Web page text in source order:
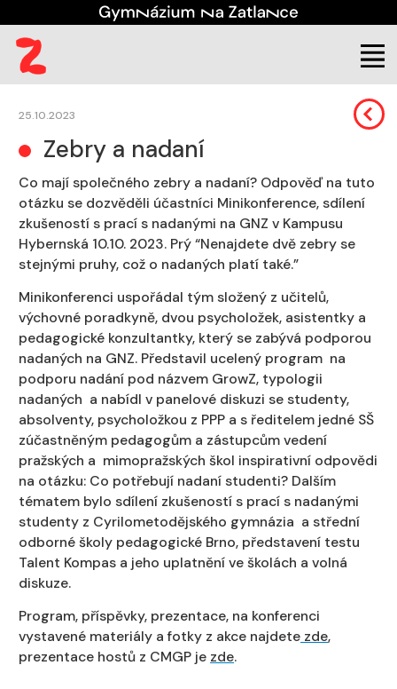
Aktuality
25.10.2023
Zebry a nadaní
Co mají společného zebry a nadaní? Odpověď na tuto
otázku se dozvěděli účastníci Minikonference, sdílení
zkušeností s prací s nadanými na GNZ v Kampusu
Hybernská 10.10. 2023. Prý “Nenajdete dvě zebry se
stejnými pruhy, což o nadaných platí také.”
Minikonferenci uspořádal tým složený z učitelů,
výchovné poradkyně, dvou psycholožek, asistentky a
pedagogické konzultantky, který se zabývá podporou
nadaných na GNZ. Představil ucelený program na
podporu nadání pod názvem GrowZ, typologii
nadaných a nabídl v panelové diskuzi se studenty,
absolventy, psycholožkou z PPP a s ředitelem jedné SŠ
zúčastněným pedagogům a zástupcům vedení
pražských a mimopražských škol inspirativní odpovědi
na otázku: Co potřebují nadaní studenti? Dalším
tématem bylo sdílení zkušeností s prací s nadanými
studenty z Cyrilometodějského gymnázia a střední
odborné školy pedagogické Brno, představení testu
Talent Kompas a jeho uplatnění ve školách a volná
diskuze.
Program, příspěvky, prezentace, na konferenci
vystavené materiály a fotky z akce najdete zde,
prezentace hostů z CMGP je zde.